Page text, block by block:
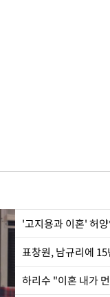
'고지용과 이혼' 허
하리수 "이혼 내가